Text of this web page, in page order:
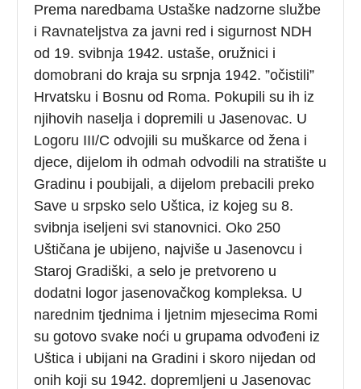
Prema naredbama Ustaške nadzorne službe
i Ravnateljstva za javni red i sigurnost NDH
od 19. svibnja 1942. ustaše, oružnici i
domobrani do kraja su srpnja 1942. ”očistili”
Hrvatsku i Bosnu od Roma. Pokupili su ih iz
njihovih naselja i dopremili u Jasenovac. U
Logoru III/C odvojili su muškarce od žena i
djece, dijelom ih odmah odvodili na stratište u
Gradinu i poubijali, a dijelom prebacili preko
Save u srpsko selo Uštica, iz kojeg su 8.
svibnja iseljeni svi stanovnici. Oko 250
Uštičana je ubijeno, najviše u Jasenovcu i
Staroj Gradiški, a selo je pretvoreno u
dodatni logor jasenovačkog kompleksa. U
narednim tjednima i ljetnim mjesecima Romi
su gotovo svake noći u grupama odvođeni iz
Uštica i ubijani na Gradini i skoro nijedan od
onih koji su 1942. dopremljeni u Jasenovac